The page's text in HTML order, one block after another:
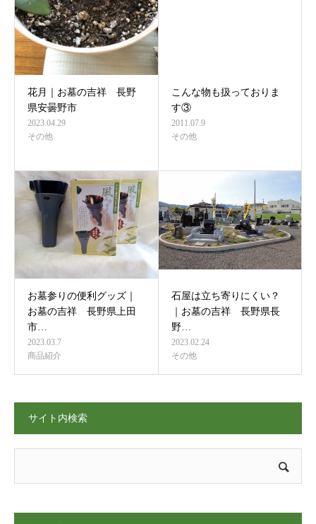
花月｜お墓の吉祥 長野
県安曇野市
2023.04.29
その他
こんな物も扱っておりま
す③
2011.07.9
その他
お墓参りの便利グッズ｜
お墓の吉祥 長野県上田
市…
2023.03.7
商品紹介
石屋は立ち寄りにくい？
｜お墓の吉祥 長野県長
野…
2023.02.24
その他
サイト内検索